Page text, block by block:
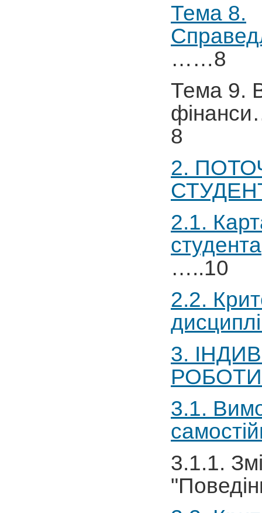
Тема 8.
……8
Тема 9.
8
2.
2.1.
студента
…..10
2.2.
3.
3.1.
3.1.1.